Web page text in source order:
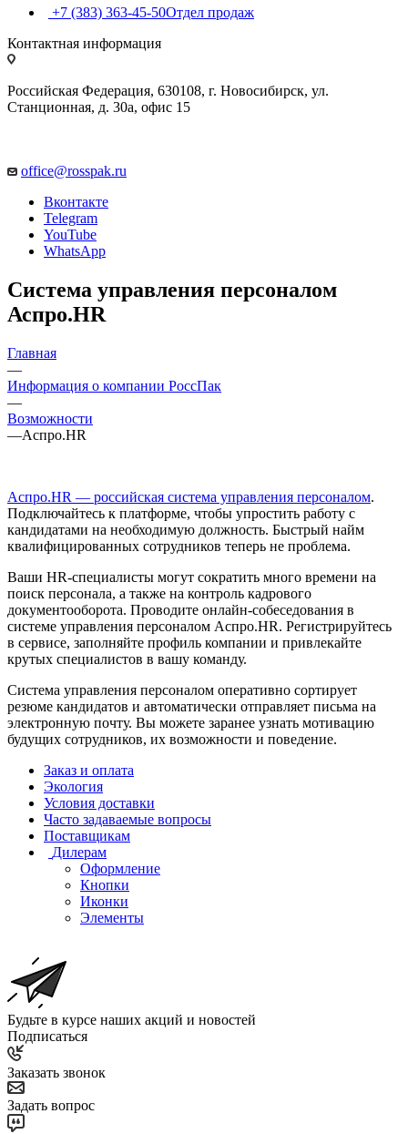
+7 (383) 363-45-50Отдел продаж
Контактная информация
Российская Федерация, 630108, г. Новосибирск, ул.
Станционная, д. 30а, офис 15
office@rosspak.ru
Вконтакте
Telegram
YouTube
WhatsApp
Система управления персоналом
Аспро.HR
Главная
—
Информация о компании РоссПак
—
Возможности
—Аспро.HR
Аспро.HR — российская система управления персоналом.
Подключайтесь к платформе, чтобы упростить работу с
кандидатами на необходимую должность. Быстрый найм
квалифицированных сотрудников теперь не проблема.
Ваши HR-специалисты могут сократить много времени на
поиск персонала, а также на контроль кадрового
документооборота. Проводите онлайн-собеседования в
системе управления персоналом Аспро.HR. Регистрируйтесь
в сервисе, заполняйте профиль компании и привлекайте
крутых специалистов в вашу команду.
Система управления персоналом оперативно сортирует
резюме кандидатов и автоматически отправляет письма на
электронную почту. Вы можете заранее узнать мотивацию
будущих сотрудников, их возможности и поведение.
Заказ и оплата
Экология
Условия доставки
Часто задаваемые вопросы
Поставщикам
Дилерам
Оформление
Кнопки
Иконки
Элементы
Будьте в курсе наших акций и новостей
Подписаться
Заказать звонок
Задать вопрос